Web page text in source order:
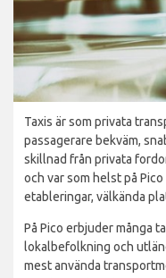
Taxis är som privata
passagerare bekväm,
skillnad från privata
och var som helst på
etableringar, välkända
På Pico erbjuder många
lokalbefolkning och
mest använda